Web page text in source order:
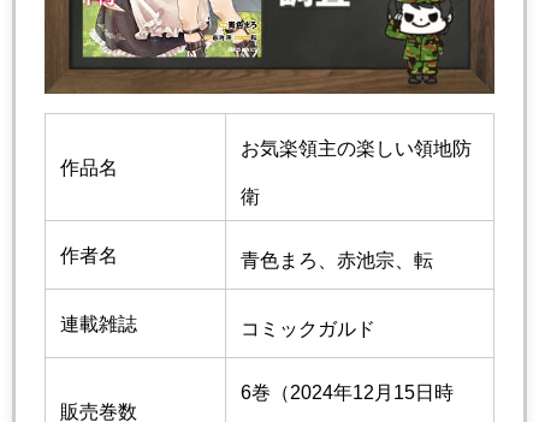
作品名
お気楽領主の楽しい領地防
衛
作者名 青色まろ、赤池宗、転
連載雑誌 コミックガルド
販売巻数
6巻（2024年12月15日時